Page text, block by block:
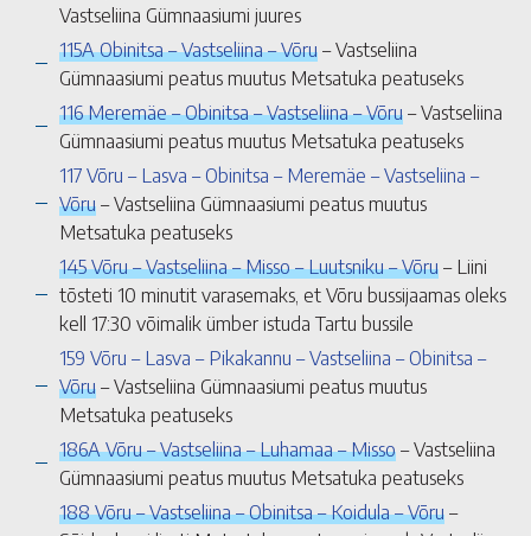
Vastseliina Gümnaasiumi juures
115A Obinitsa – Vastseliina – Võru– Vastseliina
Gümnaasiumi peatus muutus Metsatuka peatuseks
116 Meremäe – Obinitsa – Vastseliina – Võru– Vastseliina
Gümnaasiumi peatus muutus Metsatuka peatuseks
117 Võru – Lasva – Obinitsa – Meremäe – Vastseliina –
Võru– Vastseliina Gümnaasiumi peatus muutus
Metsatuka peatuseks
145 Võru – Vastseliina – Misso – Luutsniku – Võru– Liini
tõsteti 10 minutit varasemaks, et Võru bussijaamas oleks
kell 17:30 võimalik ümber istuda Tartu bussile
159 Võru – Lasva – Pikakannu – Vastseliina – Obinitsa –
Võru– Vastseliina Gümnaasiumi peatus muutus
Metsatuka peatuseks
186A Võru – Vastseliina – Luhamaa – Misso– Vastseliina
Gümnaasiumi peatus muutus Metsatuka peatuseks
188 Võru – Vastseliina – Obinitsa – Koidula – Võru–